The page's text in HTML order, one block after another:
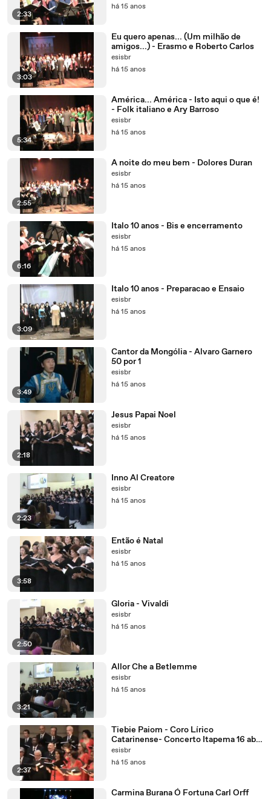
2:33
há 15 anos
3:03
Eu quero apenas... (Um milhão de
amigos...) - Erasmo e Roberto Carlos
esisbr
há 15 anos
5:34
América... América - Isto aqui o que é!
- Folk italiano e Ary Barroso
esisbr
há 15 anos
2:55
A noite do meu bem - Dolores Duran
esisbr
há 15 anos
6:16
Italo 10 anos - Bis e encerramento
esisbr
há 15 anos
3:09
Italo 10 anos - Preparacao e Ensaio
esisbr
há 15 anos
3:49
Cantor da Mongólia - Alvaro Garnero
50 por 1
esisbr
há 15 anos
2:18
Jesus Papai Noel
esisbr
há 15 anos
2:23
Inno Al Creatore
esisbr
há 15 anos
3:58
Então é Natal
esisbr
há 15 anos
2:50
Gloria - Vivaldi
esisbr
há 15 anos
3:21
Allor Che a Betlemme
esisbr
há 15 anos
2:37
Tiebie Paiom - Coro Lírico
Catarinense- Concerto Itapema 16 abril
2011
esisbr
há 15 anos
Carmina Burana Ó Fortuna Carl Orff